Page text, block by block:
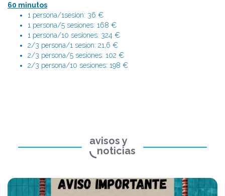
60 minutos
1 persona/1sesion: 36 €
1 persona/5 sesiones: 168 €
1 persona/10 sesiones: 324 €
2/3 persona/1 sesion: 21,6 €
2/3 persona/5 sesiones: 102 €
2/3 persona/10 sesiones: 198 €
avisos y
noticias